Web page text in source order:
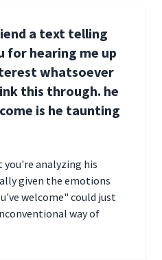
a text telling
for hearing me up
whatsoever
this through. he
is he taunting
analyzing his
given the emotions
welcome" could just
way of